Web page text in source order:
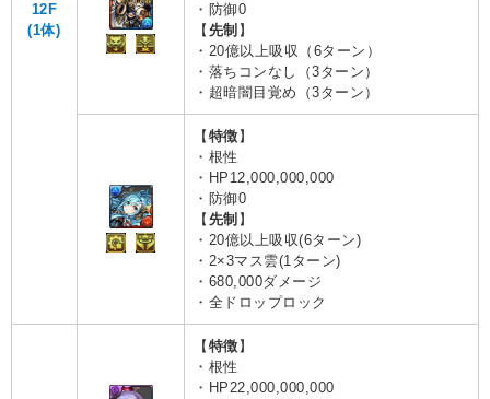
12F
(1体)
・防御0
【 先制 】
・20億以上吸収（6ターン）
・落ちコンなし（3ターン）
・超暗闇目覚め（3ターン）
【 特徴 】
・根性
・HP12,000,000,000
・防御0
【 先制 】
・20億以上吸収(6ターン)
・2×3マス雲(1ターン)
・680,000ダメージ
・全ドロップロック
【 特徴 】
・根性
・HP22,000,000,000